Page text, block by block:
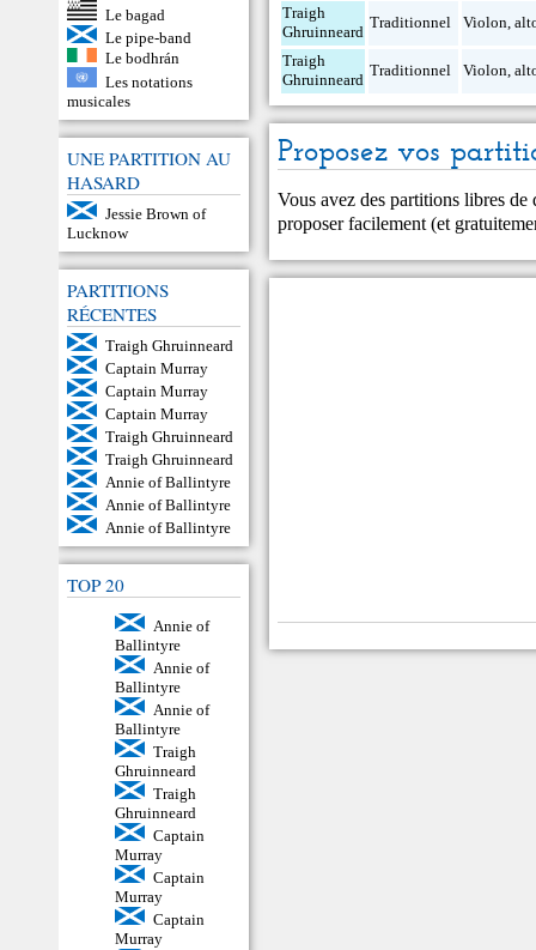
Le bagad
Le pipe-band
Le bodhrán
Les notations
musicales
UNE PARTITION AU
HASARD
Jessie Brown of
Lucknow
PARTITIONS
RÉCENTES
Traigh Ghruinneard
Captain Murray
Captain Murray
Captain Murray
Traigh Ghruinneard
Traigh Ghruinneard
Annie of Ballintyre
Annie of Ballintyre
Annie of Ballintyre
TOP 20
Annie of
Ballintyre
Annie of
Ballintyre
Annie of
Ballintyre
Traigh
Ghruinneard
Traigh
Ghruinneard
Captain
Murray
Captain
Murray
Captain
Murray
Traigh
Ghruinneard
Traditionnel Violon,
Traigh
Ghruinneard
Traditionnel Violon,
Proposez vos
Vous avez des partitions libres
proposer facilement (et